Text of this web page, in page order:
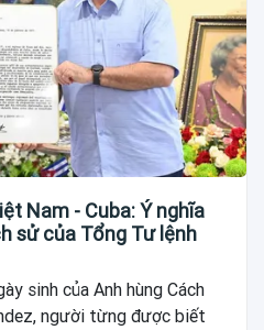
Nam - Cuba: Ý nghĩa
sử của Tổng Tư lệnh
sinh của Anh hùng Cách
người từng được biết